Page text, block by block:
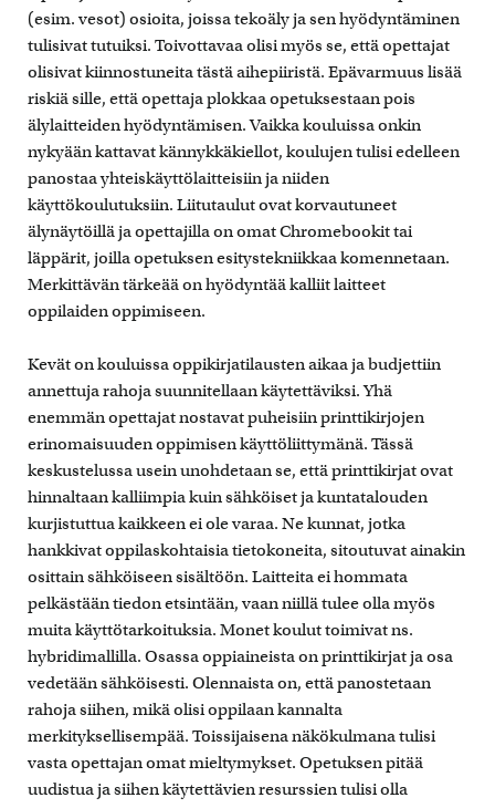
(esim. vesot) osioita, joissa tekoäly ja sen hyödyntäminen
tulisivat tutuiksi. Toivottavaa olisi myös se, että opettajat
olisivat kiinnostuneita tästä aihepiiristä. Epävarmuus lisää
riskiä sille, että opettaja plokkaa opetuksestaan pois
älylaitteiden hyödyntämisen. Vaikka kouluissa onkin
nykyään kattavat kännykkäkiellot, koulujen tulisi edelleen
panostaa yhteiskäyttölaitteisiin ja niiden
käyttökoulutuksiin. Liitutaulut ovat korvautuneet
älynäytöillä ja opettajilla on omat Chromebookit tai
läppärit, joilla opetuksen esitystekniikkaa komennetaan.
Merkittävän tärkeää on hyödyntää kalliit laitteet
oppilaiden oppimiseen.
Kevät on kouluissa oppikirjatilausten aikaa ja budjettiin
annettuja rahoja suunnitellaan käytettäviksi. Yhä
enemmän opettajat nostavat puheisiin printtikirjojen
erinomaisuuden oppimisen käyttöliittymänä. Tässä
keskustelussa usein unohdetaan se, että printtikirjat ovat
hinnaltaan kalliimpia kuin sähköiset ja kuntatalouden
kurjistuttua kaikkeen ei ole varaa. Ne kunnat, jotka
hankkivat oppilaskohtaisia tietokoneita, sitoutuvat ainakin
osittain sähköiseen sisältöön. Laitteita ei hommata
pelkästään tiedon etsintään, vaan niillä tulee olla myös
muita käyttötarkoituksia. Monet koulut toimivat ns.
hybridimallilla. Osassa oppiaineista on printtikirjat ja osa
vedetään sähköisesti. Olennaista on, että panostetaan
rahoja siihen, mikä olisi oppilaan kannalta
merkityksellisempää. Toissijaisena näkökulmana tulisi
vasta opettajan omat mieltymykset. Opetuksen pitää
uudistua ja siihen käytettävien resurssien tulisi olla